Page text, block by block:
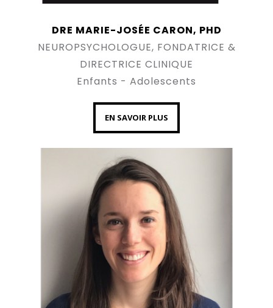
DRE MARIE-JOSÉE CARON, PHD
NEUROPSYCHOLOGUE, FONDATRICE &
DIRECTRICE CLINIQUE
Enfants - Adolescents
EN SAVOIR PLUS